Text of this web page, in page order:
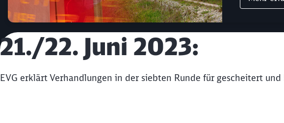
21./22. Juni 2023:
EVG erklärt Verhandlungen in der siebten Runde für gescheitert